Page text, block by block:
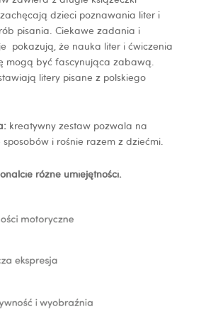
dzieci poznawania liter i
pisania. Ciekawe zadania i
pokazują, że nauka liter i ćwiczenia
mogą być fascynująca zabawą.
litery pisane z polskiego
kreatywny zestaw pozwala na
i rośnie razem z dziećmi.
różne umiejętności.